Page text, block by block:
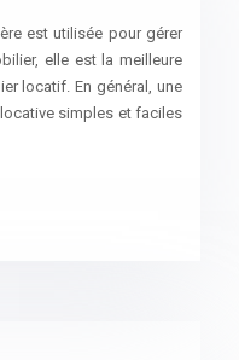
est utilisée pour gérer
elle est la meilleure
locatif. En général, une
simples et faciles